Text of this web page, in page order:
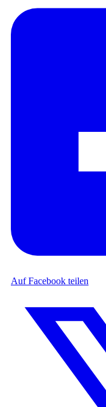
Auf Facebook teilen